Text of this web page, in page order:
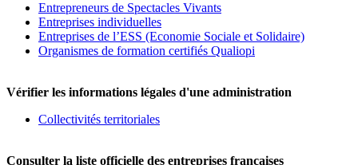
Entrepreneurs de Spectacles Vivants
Entreprises individuelles
Entreprises de l’ESS (Economie Sociale et Solidaire)
Organismes de formation certifiés Qualiopi
Vérifier les informations légales d'une administration
Collectivités territoriales
Consulter la liste officielle des entreprises françaises